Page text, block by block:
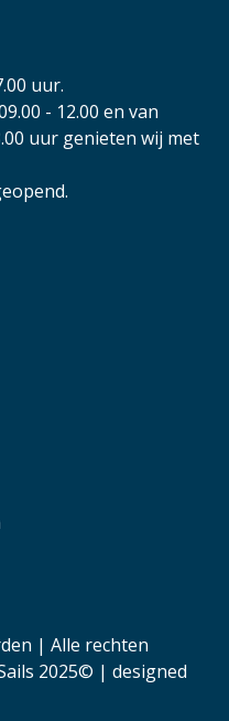
uur.
- 12.00 en van
uur genieten wij met
| Alle rechten
2025© | designed